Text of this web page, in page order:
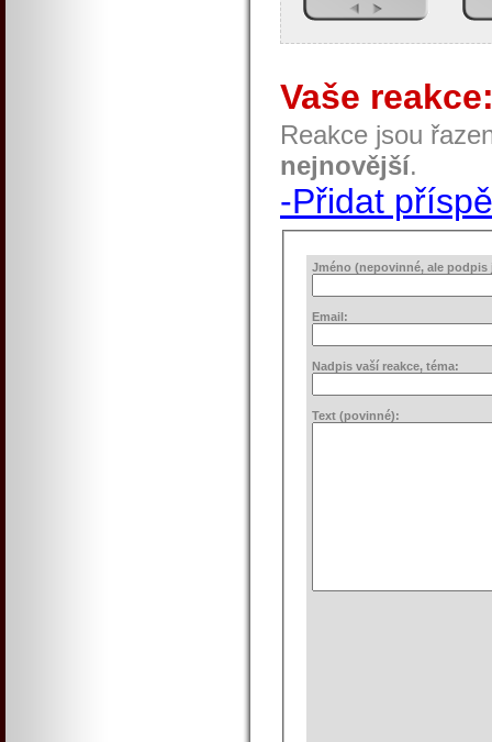
Vaše
Reakce jsou
nejnovější.
-Přidat
Jméno (nepovinné, ale podpis
Email:
Nadpis vaší reakce, téma:
Text (povinné):